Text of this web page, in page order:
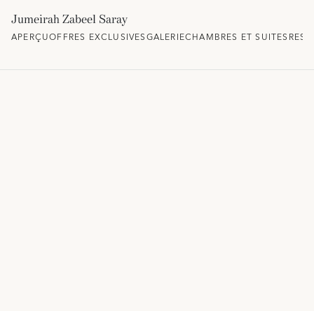
Jumeirah Zabeel Saray
APERÇUOFFRES EXCLUSIVESGALERIECHAMBRES ET SUITES